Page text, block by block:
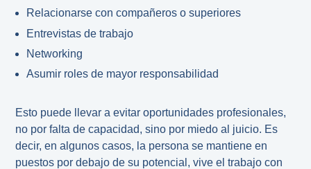
Relacionarse con compañeros o superiores
Entrevistas de trabajo
Networking
Asumir roles de mayor responsabilidad
Esto puede llevar a evitar oportunidades profesionales,
no por falta de capacidad, sino por miedo al juicio. Es
decir, en algunos casos, la persona se mantiene en
puestos por debajo de su potencial, vive el trabajo con